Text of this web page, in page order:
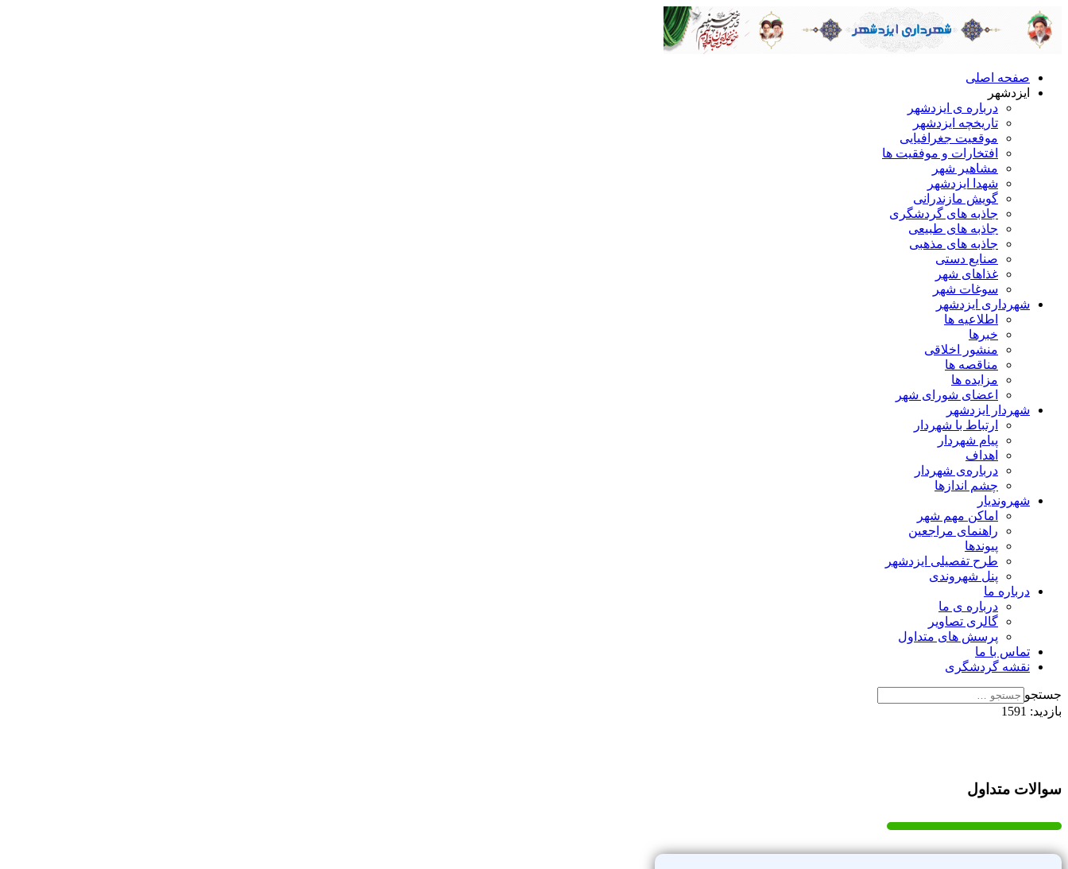
صفحه اصلی
ایزدشهر
درباره ی ایزدشهر
تاریخچه ایزدشهر
موقعیت جغرافیایی
افتخارات و موفقیت ها
مشاهیر شهر
شهدا ایزدشهر
گویش مازندرانی
جاذبه های گردشگری
جاذبه های طبیعی
جاذبه های مذهبی
صنایع دستی
غذاهای شهر
سوغات شهر
شهرداری ایزدشهر
اطلاعیه ها
خبرها
منشور اخلاقی
مناقصه ها
مزایده ها
اعضای شورای شهر
شهردار ایزدشهر
ارتباط با شهردار
پیام شهردار
اهداف
درباره‌ی شهردار
چشم اندازها
شهروندیار
اماکن مهم شهر
راهنمای مراجعین
پیوند‌ها
طرح تفصیلی ایزدشهر
پنل شهروندی
درباره ما
درباره ی ما
گالری تصاویر
پرسش های متداول
تماس با ما
نقشه گردشگری
جستجو
بازدید: 1591
سوالات متداول